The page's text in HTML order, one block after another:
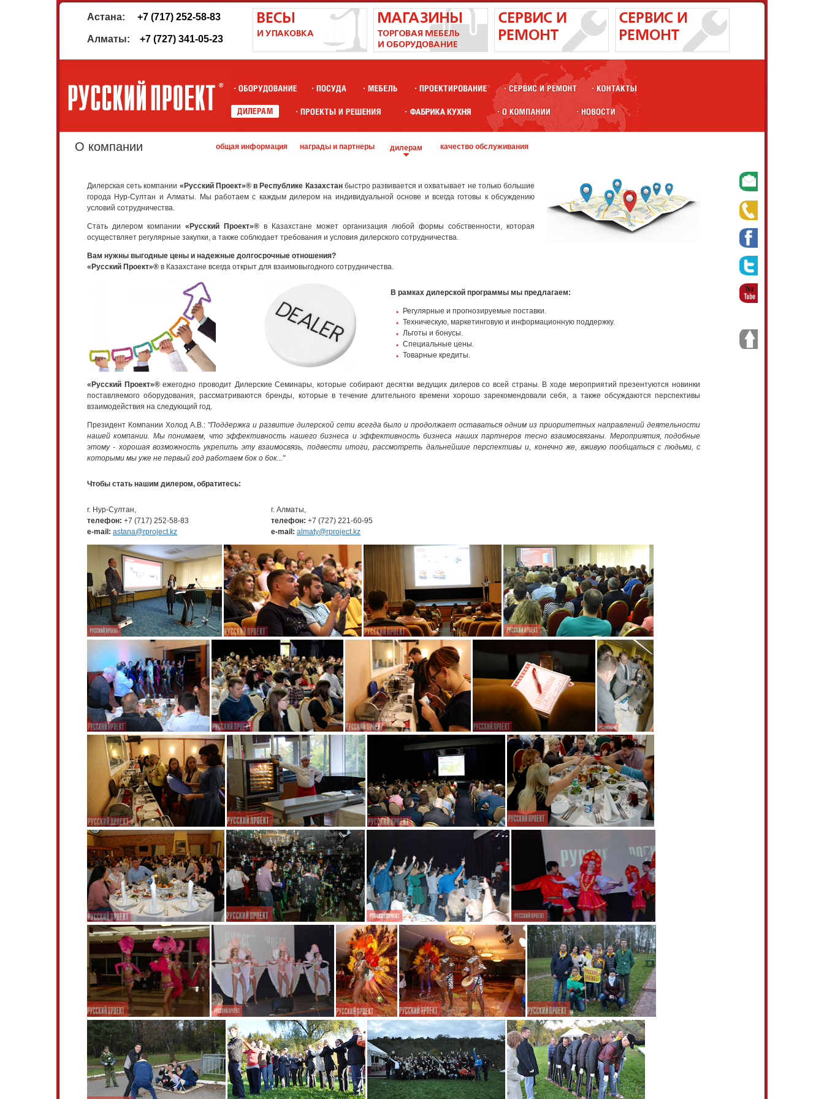
Астана: +7 (717) 252-58-83
Алматы: +7 (727) 341-05-23
О компании общая информация награды и партнеры дилерам качество обслуживания
Дилерская сеть компании «Русский Проект»® в Республике Казахстанбыстро развивается и охватывает не только большие
города Нур-Султан и Алматы. Мы работаем с каждым дилером на индивидуальной основе и всегда готовы к обсуждению
условий сотрудничества.
Стать дилером компании «Русский Проект»® в Казахстане может организация любой формы собственности, которая
осуществляет регулярные закупки, а также соблюдает требования и условия дилерского сотрудничества.
Вам нужны выгодные цены и надежные долгосрочные отношения?
«Русский Проект»® в Казахстане всегда открыт для взаимовыгодного сотрудничества.
В рамках дилерской программы мы предлагаем:
Регулярные и прогнозируемые поставки.
Техническую, маркетинговую и информационную поддержку.
Льготы и бонусы.
Специальные цены.
Товарные кредиты.
«Русский Проект»®ежегодно проводит Дилерские Семинары, которые собирают десятки ведущих дилеров со всей страны. В ходе мероприятий презентуются новинки
поставляемого оборудования, рассматриваются бренды, которые в течение длительного времени хорошо зарекомендовали себя, а также обсуждаются перспективы
взаимодействия на следующий год.
Президент Компании Холод А.В.: "Поддержка и развитие дилерской сети всегда было и продолжает оставаться одним из приоритетных направлений деятельности
нашей компании. Мы понимаем, что эффективность нашего бизнеса и эффективность бизнеса наших партнеров тесно взаимосвязаны. Мероприятия, подобные
этому - хорошая возможность укрепить эту взаимосвязь, подвести итоги, рассмотреть дальнейшие перспективы и, конечно же, вживую пообщаться с людьми, с
которыми мы уже не первый год работаем бок о бок..."
Чтобы стать нашим дилером, обратитесь:
г. Нур-Султан,
телефон: +7 (717) 252-58-83
e-mail: astana@rproject.kz
г. Алматы,
телефон: +7 (727) 221-60-95
e-mail: almaty@rproject.kz